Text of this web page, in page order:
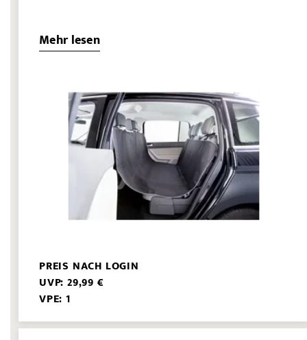
Mehr lesen
PREIS NACH LOGIN
UVP: 29,99 €
VPE: 1